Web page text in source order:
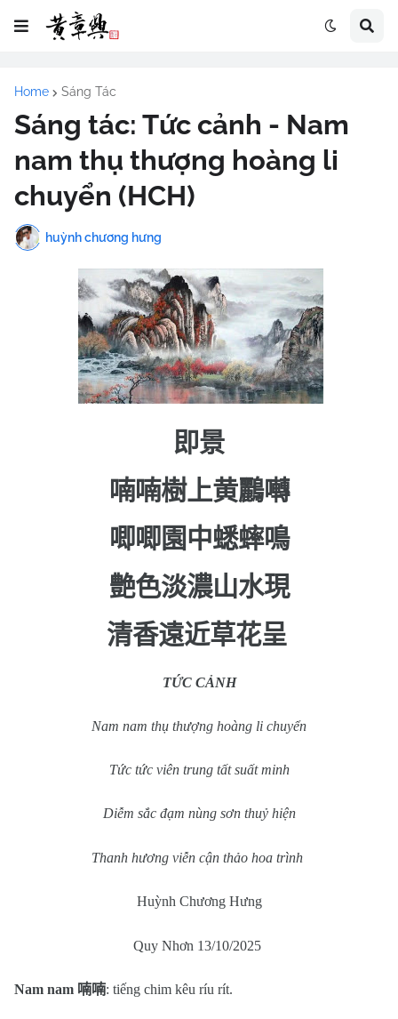
Home Sáng Tác
Sáng tác: Tức cảnh - Nam
nam thụ thượng hoàng li
chuyển (HCH)
huỳnh chương hưng
即景
喃喃樹上黄鸝囀
唧唧園中蟋蟀鳴
艶色淡濃山水現
清香遠近草花呈
TỨC CẢNH
Nam nam thụ thượng hoàng li chuyển
Tức tức viên trung tất suất minh
Diễm sắc đạm nùng sơn thuỷ hiện
Thanh hương viễn cận thảo hoa trình
Huỳnh Chương Hưng
Quy Nhơn 13/10/2025
Nam nam 喃喃: tiếng chim kêu ríu rít.